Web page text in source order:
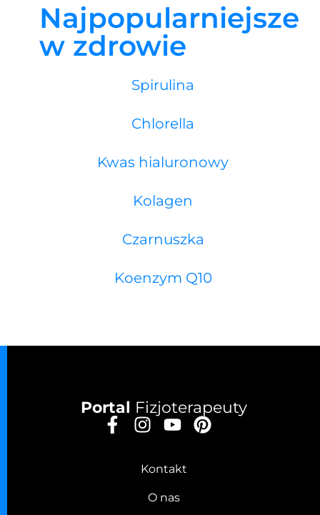
Najpopularniejsze
w zdrowie
Spirulina
Chlorella
Kwas hialuronowy
Kolagen
Czarnuszka
Koenzym Q10
Portal Fizjoterapeuty
Kontakt
O nas